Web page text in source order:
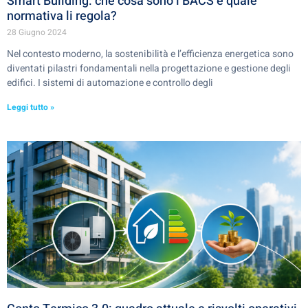
normativa li regola?
28 Giugno 2024
Nel contesto moderno, la sostenibilità e l’efficienza energetica sono
diventati pilastri fondamentali nella progettazione e gestione degli
edifici. I sistemi di automazione e controllo degli
Leggi tutto »